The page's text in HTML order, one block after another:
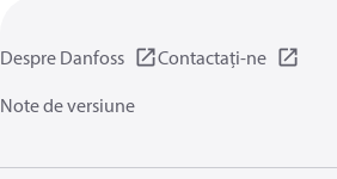
Despre Danfoss
Contactați-ne
Note de versiune